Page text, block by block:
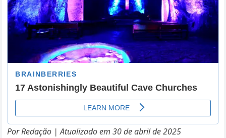
Por Redação | Atualizado em 30 de abril de 2025